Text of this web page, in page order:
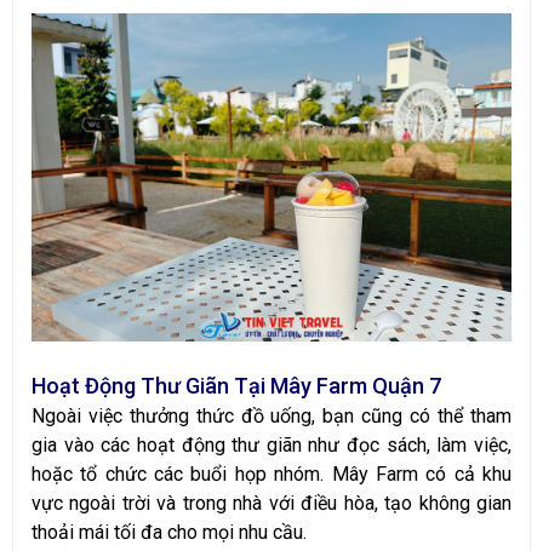
Hoạt Động Thư Giãn Tại Mây Farm Quận 7
Ngoài việc thưởng thức đồ uống, bạn cũng có thể tham
gia vào các hoạt động thư giãn như đọc sách, làm việc,
hoặc tổ chức các buổi họp nhóm. Mây Farm có cả khu
vực ngoài trời và trong nhà với điều hòa, tạo không gian
thoải mái tối đa cho mọi nhu cầu.